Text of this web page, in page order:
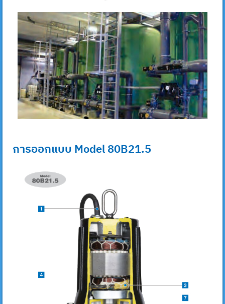
การออกแบบ Model 80B21.5